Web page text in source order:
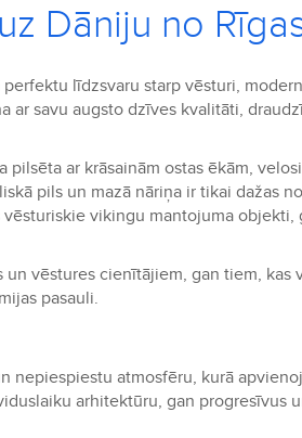
Dāniju no
līdzsvaru starp vēsturi,
ar savu augsto dzīves kvalitāti,
pilsēta ar krāsainām ostas ēkām,
pils un mazā nāriņa ir tikai dažas
vikingu mantojuma objekti,
vēstures cienītājiem, gan tiem, kas
pasauli.
nepiespiestu atmosfēru, kurā
arhitektūru, gan progresīvus